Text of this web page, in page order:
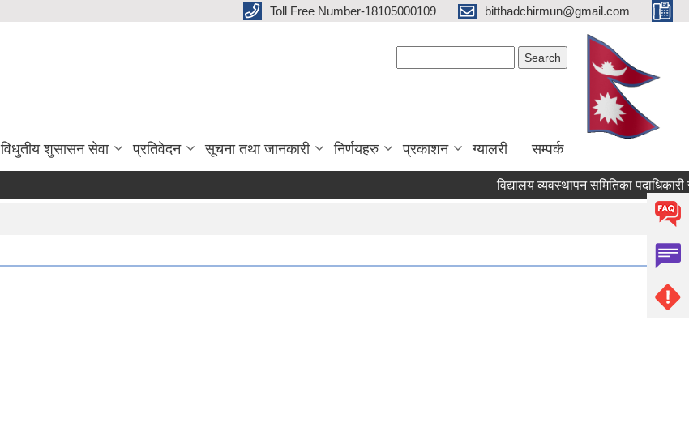
Toll Free Number-18105000109 bitthadchirmun@gmail.com
विधुतीय शुसासन सेवा प्रतिवेदन सूचना तथा जानकारी निर्णयहरु प्रकाशन ग्यालरी सम्पर्क
विद्यालय व्यवस्थापन समितिका पदाधिकारी